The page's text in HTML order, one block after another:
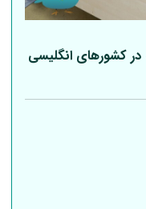
در کشورهای انگلیسی